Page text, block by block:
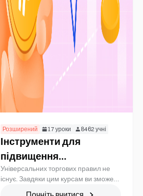
Розширений 17 уроки 8462 учні
Інструменти для
підвищення
ефективності торгівлі:
ковзні середні, трендові
Універсальних торгових правил не
існує. Завдяки цим курсам ви зможете